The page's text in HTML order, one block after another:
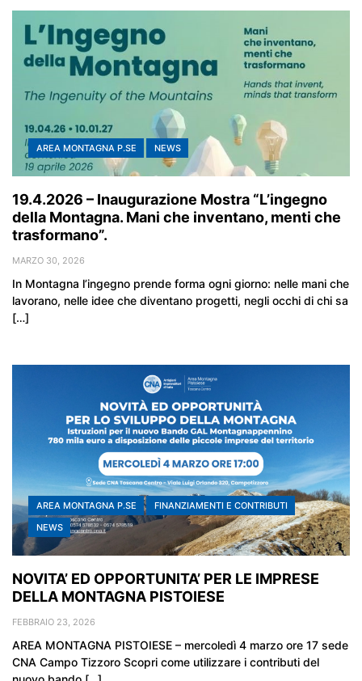
AREA MONTAGNA P.SE NEWS
19.4.2026 – Inaugurazione Mostra “L’ingegno
della Montagna. Mani che inventano, menti che
trasformano”.
MARZO 30, 2026
In Montagna l’ingegno prende forma ogni giorno: nelle mani che
lavorano, nelle idee che diventano progetti, negli occhi di chi sa
[…]
AREA MONTAGNA P.SE
FINANZIAMENTI E CONTRIBUTI
NEWS
NOVITA’ ED OPPORTUNITA’ PER LE IMPRESE
DELLA MONTAGNA PISTOIESE
FEBBRAIO 23, 2026
AREA MONTAGNA PISTOIESE – mercoledì 4 marzo ore 17 sede
CNA Campo Tizzoro Scopri come utilizzare i contributi del